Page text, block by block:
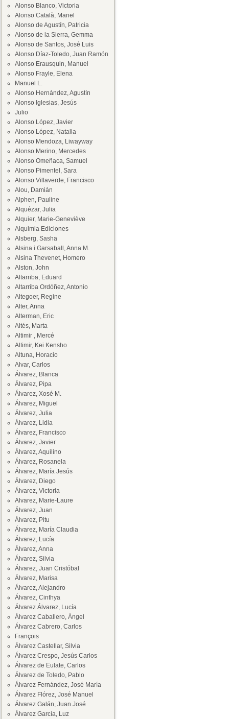
Alonso Blanco, Victoria
Alonso Català, Manel
Alonso de Agustín, Patricia
Alonso de la Sierra, Gemma
Alonso de Santos, José Luis
Alonso Díaz-Toledo, Juan Ramón
Alonso Erausquin, Manuel
Alonso Frayle, Elena
Manuel L.
Alonso Hernández, Agustín
Alonso Iglesias, Jesús
Julio
Alonso López, Javier
Alonso López, Natalia
Alonso Mendoza, Liwayway
Alonso Merino, Mercedes
Alonso Omeñaca, Samuel
Alonso Pimentel, Sara
Alonso Villaverde, Francisco
Alou, Damián
Alphen, Pauline
Alquézar, Julia
Alquier, Marie-Geneviève
Alquimia Ediciones
Alsberg, Sasha
Alsina i Garsaball, Anna M.
Alsina Thevenet, Homero
Alston, John
Altarriba, Eduard
Altarriba Ordóñez, Antonio
Altegoer, Regine
Alter, Anna
Alterman, Eric
Altés, Marta
Altimir , Mercé
Altimir, Kei Kensho
Altuna, Horacio
Alvar, Carlos
Álvarez, Blanca
Álvarez, Pipa
Álvarez, Xosé M.
Álvarez, Miguel
Álvarez, Julia
Álvarez, Lidia
Álvarez, Francisco
Álvarez, Javier
Álvarez, Aquilino
Álvarez, Rosanela
Álvarez, María Jesús
Álvarez, Diego
Álvarez, Victoria
Alvarez, Marie-Laure
Álvarez, Juan
Álvarez, Pitu
Álvarez, María Claudia
Álvarez, Lucía
Álvarez, Anna
Álvarez, Silvia
Álvarez, Juan Cristóbal
Álvarez, Marisa
Álvarez, Alejandro
Álvarez, Cinthya
Álvarez Álvarez, Lucía
Álvarez Caballero, Ángel
Álvarez Cabrero, Carlos
François
Álvarez Castellar, Silvia
Álvarez Crespo, Jesús Carlos
Álvarez de Eulate, Carlos
Álvarez de Toledo, Pablo
Álvarez Fernández, José María
Álvarez Flórez, José Manuel
Álvarez Galán, Juan José
Álvarez García, Luz